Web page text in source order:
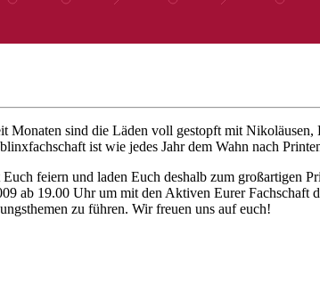
Monaten sind die Läden voll gestopft mit
ist wie jedes Jahr dem Wahn nach
feiern und laden Euch deshalb zum
ab 19.00 Uhr um mit den Aktiven Eurer
zu führen. Wir freuen uns auf euch!